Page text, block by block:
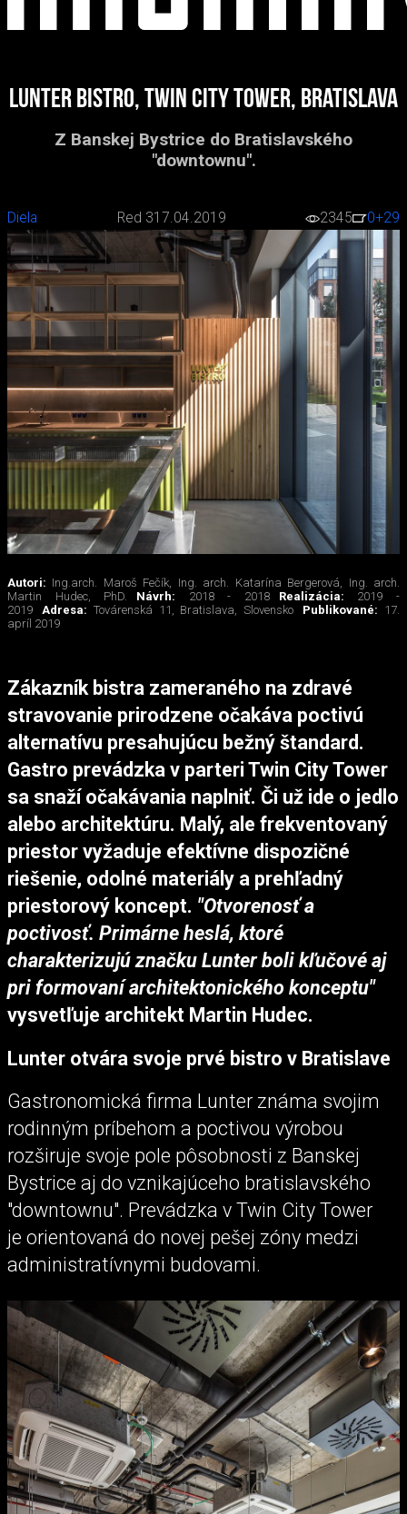
Lunter bistro, Twin City Tower, Bratislava
Z Banskej Bystrice do Bratislavského
"downtownu".
Diela Red 317.04.2019 2345 0+29
Autori: Ing.arch. Maroš Fečík, Ing. arch. Katarína Bergerová, Ing. arch.
Martin Hudec, PhD.
Návrh: 2018 - 2018 Realizácia: 2019 -
2019
Adresa: Továrenská 11, Bratislava, Slovensko Publikované: 17.
apríl 2019
Zákazník bistra zameraného na zdravé
stravovanie prirodzene očakáva poctivú
alternatívu presahujúcu bežný štandard.
Gastro prevádzka v parteri Twin City Tower
sa snaží očakávania naplniť. Či už ide o jedlo
alebo architektúru. Malý, ale frekventovaný
priestor vyžaduje efektívne dispozičné
riešenie, odolné materiály a prehľadný
priestorový koncept. "Otvorenosť a
poctivosť. Primárne heslá, ktoré
charakterizujú značku Lunter boli kľučové aj
pri formovaní architektonického konceptu"
vysvetľuje architekt Martin Hudec.
Lunter otvára svoje prvé bistro v Bratislave
Gastronomická firma Lunter známa svojim
rodinným príbehom a poctivou výrobou
rozširuje svoje pole pôsobnosti z Banskej
Bystrice aj do vznikajúceho bratislavského
"downtownu". Prevádzka v Twin City Tower
je orientovaná do novej pešej zóny medzi
administratívnymi budovami.